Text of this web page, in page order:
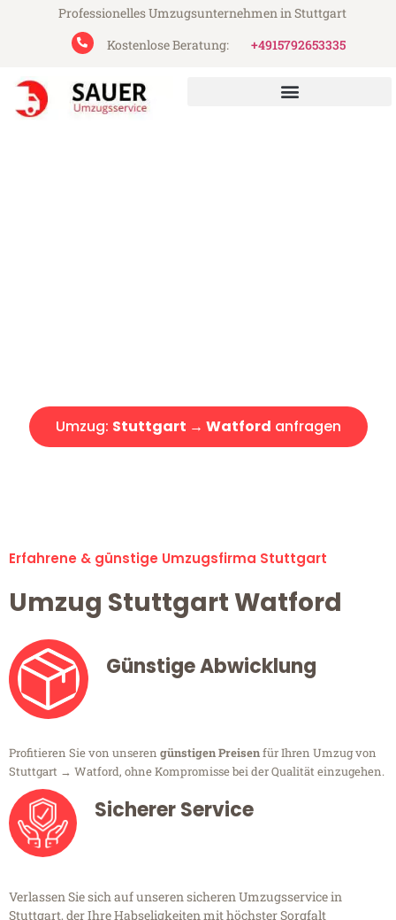
Professionelles Umzugsunternehmen in Stuttgart
Kostenlose Beratung:
+4915792653335
Umzug: Stuttgart → Watford anfragen
Erfahrene & günstige Umzugsfirma Stuttgart
Umzug Stuttgart Watford
Günstige Abwicklung
Profitieren Sie von unseren günstigen Preisenfür Ihren Umzug von
Stuttgart → Watford, ohne Kompromisse bei der Qualität einzugehen.
Sicherer Service
Verlassen Sie sich auf unseren sicheren Umzugsservice in
Stuttgart, der Ihre Habseligkeiten mit höchster Sorgfalt